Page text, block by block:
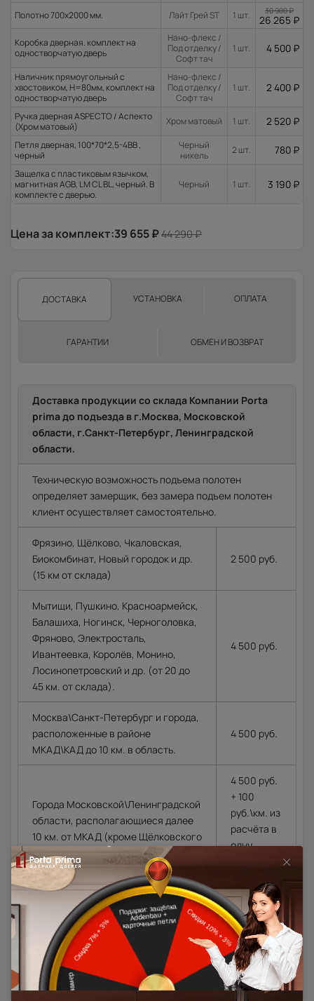
Полотно 700x2000 мм. Лайт Грей ST 1 шт. 30 900₽
26 265 ₽
Коробка дверная. комплект на
одностворчатую дверь
Нано-флекс /
Под отделку /
Софт тач
1 шт. 4 500 ₽
Наличник прямоугольный с
хвостовиком, H=80мм, комплект на
одностворчатую дверь
Нано-флекс /
Под отделку /
Софт тач
1 шт. 2 400 ₽
Ручка дверная ASPECTO / Аспекто
(Хром матовый)
Хром матовый 1 шт. 2 520 ₽
Петля дверная, 100*70*2,5-4ВВ ,
черный
Черный
никель
2 шт. 780 ₽
Защелка с пластиковым язычком,
магнитная AGB, LM CL BL, черный. В
комплекте с дверью.
Черный 1 шт. 3 190 ₽
Цена за комплект:39 655₽44 290₽
ДОСТАВКА УСТАНОВКА ОПЛАТА
ГАРАНТИИ ОБМЕН И ВОЗВРАТ
Доставка продукции со склада Компании Porta
prima до подъезда в г.Москва, Московской
области, г.Санкт-Петербург, Ленинградской
области.
Техническую возможность подъема полотен
определяет замерщик, без замера подъем полотен
клиент осуществляет самостоятельно.
Фрязино, Щёлково, Чкаловская,
Биокомбинат, Новый городок и др.
(15 км от склада)
2 500 руб.
Мытищи, Пушкино, Красноармейск,
Балашиха, Ногинск, Черноголовка,
Фряново, Электросталь,
Ивантеевка, Королёв, Монино,
Лосинопетровский и др. (от 20 до
45 км. от склада).
4 500 руб.
Москва\Санкт-Петербург и города,
расположенные в районе
МКАД\КАД до 10 км. в область.
4 500 руб.
Города Московской\Ленинградской
области, располагающиеся далее
10 км. от МКАД (кроме Щёлковского
шоссе)\КАД
4 500 руб.
+ 100
руб.\км. из
расчёта в
одну
Доставка в регионы осуществляется по тарифам нашего
дилера в данном регионе или, при заказе через запрос с
сайта, отдельно рассчитывается менеджером интернет-
магазина.
Подробная информация о доставке